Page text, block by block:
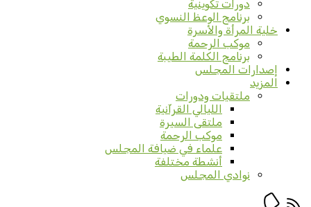
دورات تكوينية
برنامج الوعظ النسوي
خلية المرأة والأسرة
موكب الرحمة
برنامج الكلمة الطيبة
إصدارات المجلس
المزيد
ملتقيات ودورات
الليالي القرآنية
ملتقى السيرة
موكب الرحمة
علماء في ضيافة المجلس
أنشطة مختلفة
نوادي المجلس